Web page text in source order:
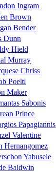
Ingram
Brown
Bender
Dunn
Hield
Murray
Chriss
Poeltl
Maker
Sabonis
Prince
Papagiannis
Valentine
Hernangomez
Yabusele
Baldwin